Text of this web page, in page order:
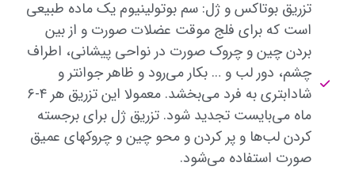
تزریق بوتاکس و ژل: سم بوتولینیوم یک ماده طبیعی
است که برای فلج موقت عضلات صورت و از بین
بردن چین و چروک صورت در نواحی پیشانی، اطراف
چشم، دور لب و … بکار می‌رود و ظاهر جوانتر و
شادابتری به فرد می‌بخشد. معمولا این تزریق هر ۴-۶
ماه می‌بایست تجدید شود. تزریق ژل برای برجسته
کردن لب‌ها و پر کردن و محو چین و چروکهای عمیق
صورت استفاده می‌شود.